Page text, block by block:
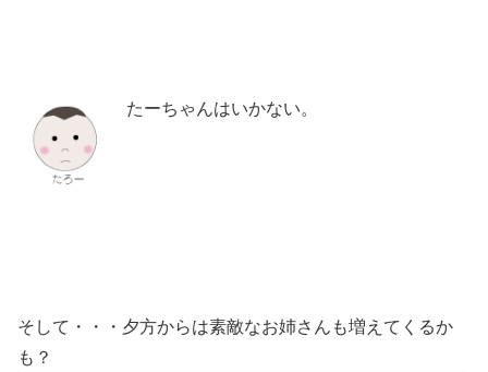
たーちゃんはいかない。
そして・・・夕方からは素敵なお姉さんも増えてくるか
も？